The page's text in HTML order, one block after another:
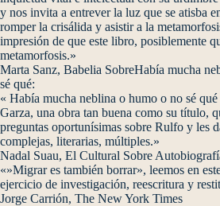
y nos invita a entrever la luz que se atisba
romper la crisálida y asistir a la
impresión de que este libro, posiblemente
metamorfosis.»
Marta Sanz, Babelia SobreHabía mucha
sé qué:
« Había mucha neblina o humo o no sé
Garza, una obra tan buena como su título,
preguntas oportunísimas sobre Rulfo y les
complejas, literarias, múltiples.»
Nadal Suau, El Cultural Sobre
«»Migrar es también borrar», leemos en
ejercicio de investigación, reescritura y
Jorge Carrión, The New York Times